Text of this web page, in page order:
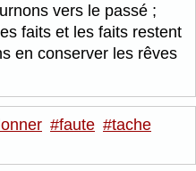
vers le passé ;
faits et les faits restent
en conserver les rêves
#faute #tache